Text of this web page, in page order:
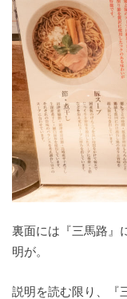
裏面には『三馬路』
明が。
説明を読む限り、『